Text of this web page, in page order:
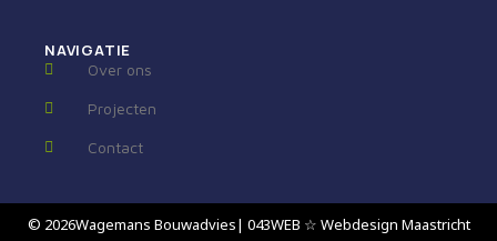
NAVIGATIE
Over ons
Projecten
Contact
© 2026Wagemans Bouwadvies| 043WEB ☆ Webdesign Maastricht